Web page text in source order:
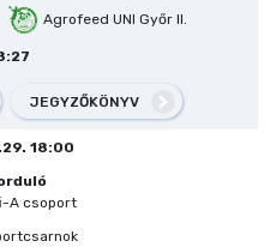
Agrofeed UNI Győr II.
JEGYZŐKÖNYV
18:00
A csoport